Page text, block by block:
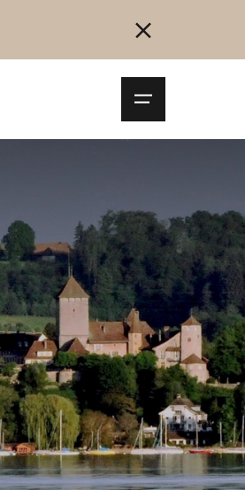
Inizia ora